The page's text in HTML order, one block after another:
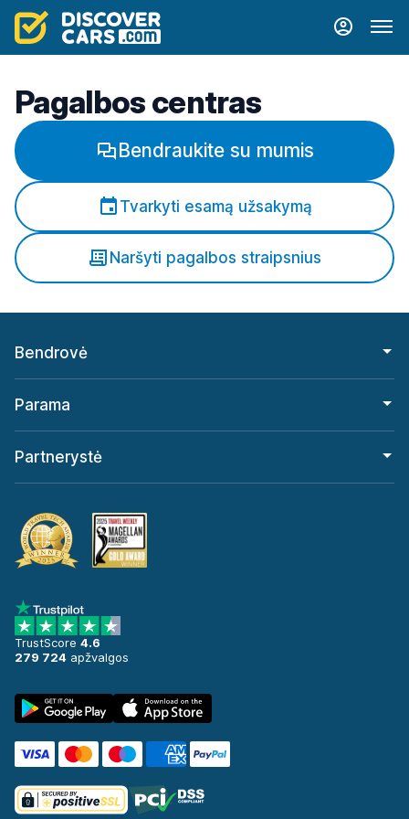
Pagalbos centras
Bendraukite su mumis
Tvarkyti esamą užsakymą
Naršyti pagalbos straipsnius
Bendrovė
Parama
Partnerystė
TrustScore 4.6
279 724 apžvalgos